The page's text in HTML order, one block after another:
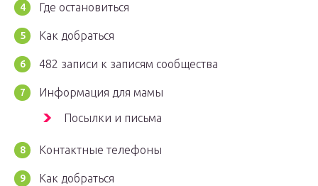
Где остановиться
Как добраться
482 записи к записям сообщества
Информация для мамы
Посылки и письма
Контактные телефоны
Как добраться